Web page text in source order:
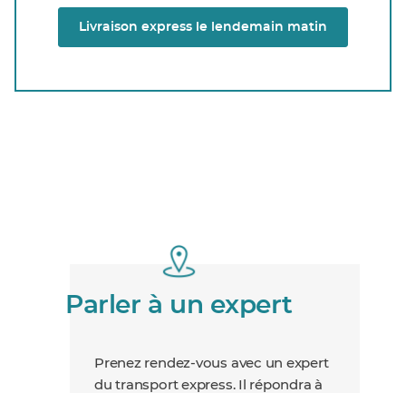
Livraison express le lendemain matin
Parler à un expert
Prenez rendez-vous avec un expert
du transport express. Il répondra à